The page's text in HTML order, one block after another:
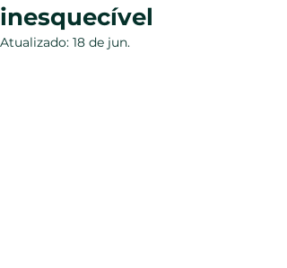
inesquecível
Atualizado: 18 de jun.